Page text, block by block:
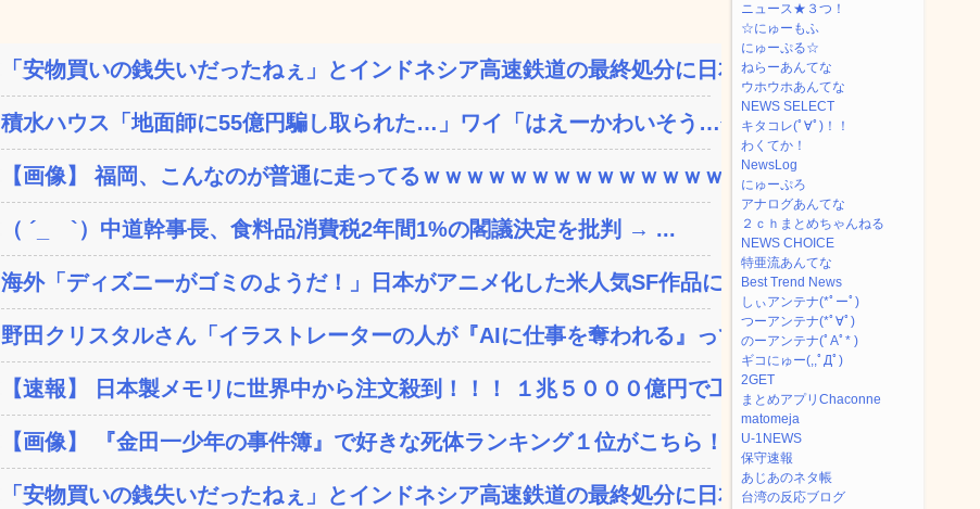
「安物買いの銭失いだったねぇ」とインドネシア高速鉄道の最終処分に日本側...
積水ハウス「地面師に55億円騙し取られた…」ワイ「はえーかわいそう…会...
【画像】 福岡、こんなのが普通に走ってるｗｗｗｗｗｗｗｗｗｗｗｗｗｗｗ...
（ ´_ゝ`）中道幹事長、食料品消費税2年間1%の閣議決定を批判 → ...
海外「ディズニーがゴミのようだ！」日本がアニメ化した米人気SF作品に絶...
野田クリスタルさん「イラストレーターの人が『AIに仕事を奪われる』って...
【速報】 日本製メモリに世界中から注文殺到！！！ １兆５０００億円で工...
【画像】 『金田一少年の事件簿』で好きな死体ランキング１位がこちら！
「安物買いの銭失いだったねぇ」とインドネシア高速鉄道の最終処分に日本側...
ニュース★３つ！
☆にゅーもふ
にゅーぷる☆
ねらーあんてな
ウホウホあんてな
NEWS SELECT
キタコレ(ﾟ∀ﾟ)！！
わくてか！
NewsLog
にゅーぷろ
アナログあんてな
２ｃｈまとめちゃんねる
NEWS CHOICE
特亜流あんてな
Best Trend News
しぃアンテナ(*ﾟーﾟ)
つーアンテナ(*ﾟ∀ﾟ)
のーアンテナ(ﾟAﾟ* )
ギコにゅー(,,ﾟДﾟ)
2GET
まとめアプリChaconne
matomeja
U-1NEWS
保守速報
あじあのネタ帳
台湾の反応ブログ